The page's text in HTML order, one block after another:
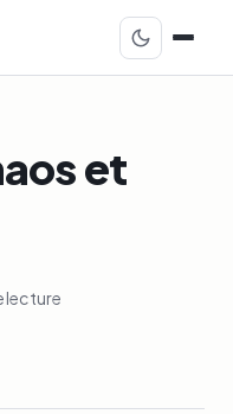
et
lecture